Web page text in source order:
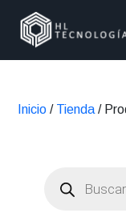
Inicio / Tienda /
productos